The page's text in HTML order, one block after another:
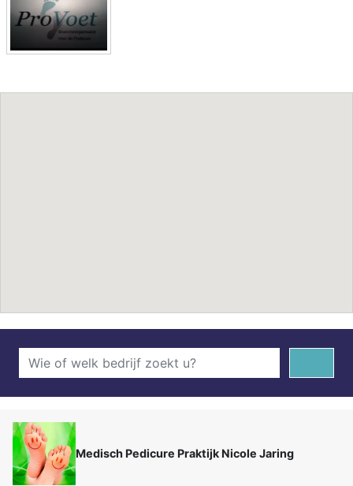
Medisch Pedicure Praktijk Nicole Jaring